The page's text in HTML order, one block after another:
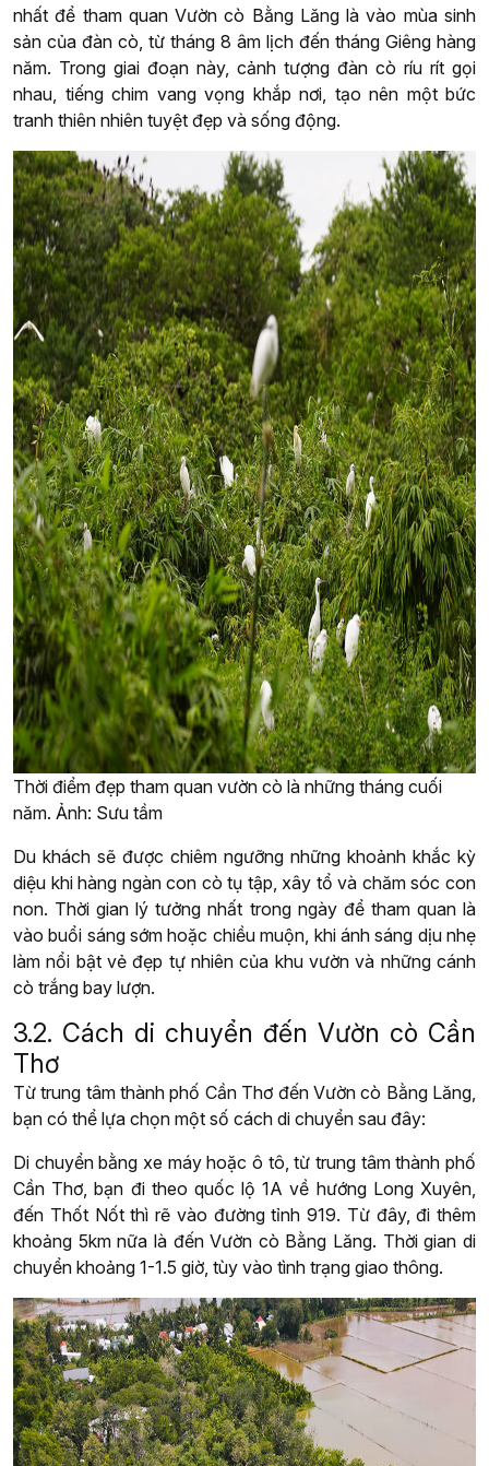
nhất để tham quan Vườn cò Bằng Lăng là vào mùa sinh
sản của đàn cò, từ tháng 8 âm lịch đến tháng Giêng hàng
năm. Trong giai đoạn này, cảnh tượng đàn cò ríu rít gọi
nhau, tiếng chim vang vọng khắp nơi, tạo nên một bức
tranh thiên nhiên tuyệt đẹp và sống động.
Thời điểm đẹp tham quan vườn cò là những tháng cuối
năm. Ảnh: Sưu tầm
Du khách sẽ được chiêm ngưỡng những khoảnh khắc kỳ
diệu khi hàng ngàn con cò tụ tập, xây tổ và chăm sóc con
non. Thời gian lý tưởng nhất trong ngày để tham quan là
vào buổi sáng sớm hoặc chiều muộn, khi ánh sáng dịu nhẹ
làm nổi bật vẻ đẹp tự nhiên của khu vườn và những cánh
cò trắng bay lượn.
3.2. Cách di chuyển đến Vườn cò Cần
Thơ
Từ trung tâm thành phố Cần Thơ đến Vườn cò Bằng Lăng,
bạn có thể lựa chọn một số cách di chuyển sau đây:
Di chuyển bằng xe máy hoặc ô tô, từ trung tâm thành phố
Cần Thơ, bạn đi theo quốc lộ 1A về hướng Long Xuyên,
đến Thốt Nốt thì rẽ vào đường tỉnh 919. Từ đây, đi thêm
khoảng 5km nữa là đến Vườn cò Bằng Lăng. Thời gian di
chuyển khoảng 1-1.5 giờ, tùy vào tình trạng giao thông.